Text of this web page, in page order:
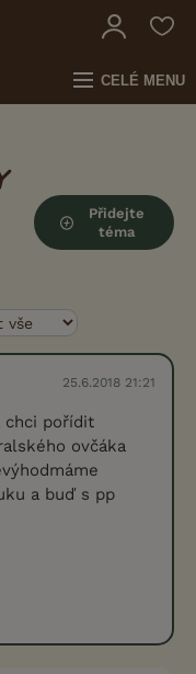
CELÉ MENU
Přidejte
téma
25.6.2018 21:21
chci pořídit
ovčáka
a buď s pp